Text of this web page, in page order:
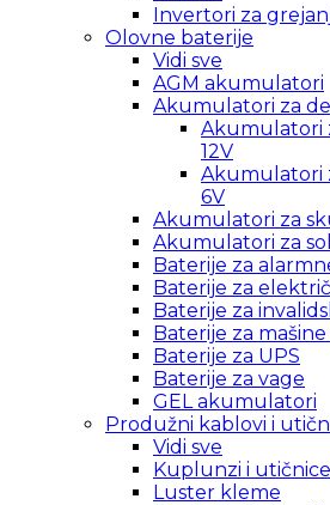
Invertori za
Olovne baterije
Vidi sve
AGM akumulatori
Akumulatori za
Akumulatori
12V
Akumulatori
6V
Akumulatori za
Akumulatori za
Baterije za
Baterije za
Baterije za
Baterije za
Baterije za UPS
Baterije za vage
GEL akumulatori
Produžni kablovi i
Vidi sve
Kuplunzi i
Luster kleme